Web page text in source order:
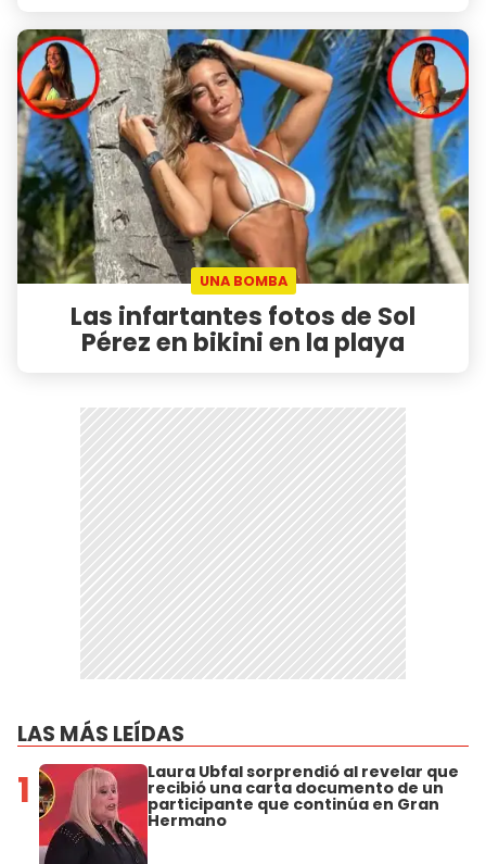
UNA BOMBA
Las infartantes fotos de Sol
Pérez en bikini en la playa
LAS MÁS LEÍDAS
1 Laura Ubfal sorprendió al revelar que
recibió una carta documento de un
participante que continúa en Gran
Hermano